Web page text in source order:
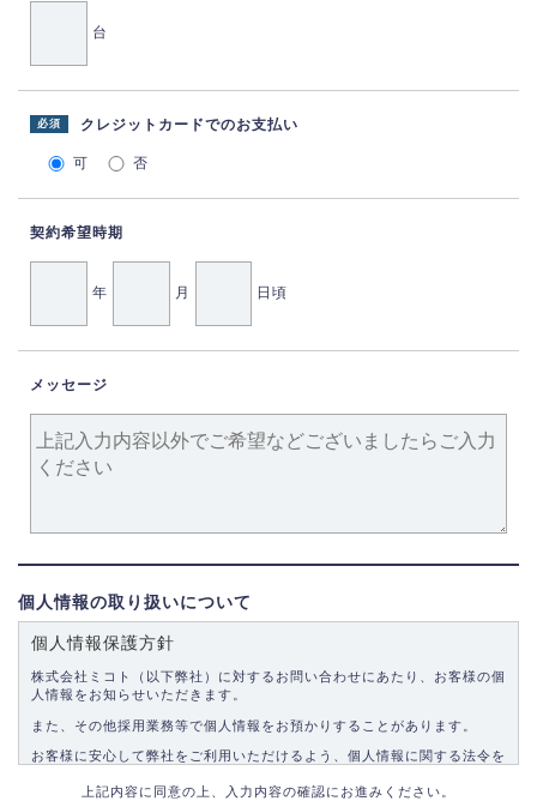
台
クレジットカードでのお支払い
必須
可 否
契約希望時期
年 月 日頃
メッセージ
個人情報の取り扱いについて
個人情報保護方針
株式会社ミコト（以下弊社）に対するお問い合わせにあたり、お客様の個
人情報をお知らせいただきます。
また、その他採用業務等で個人情報をお預かりすることがあります。
お客様に安心して弊社をご利用いただけるよう、個人情報に関する法令を
上記内容に同意の上、入力内容の確認にお進みください。